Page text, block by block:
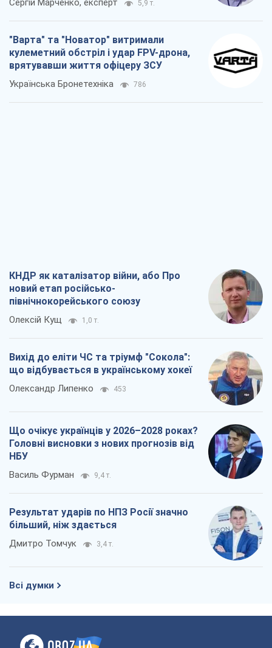
Сергій Марченко, експерт 5,9 т.
"Варта" та "Новатор" витримали
кулеметний обстріл і удар FPV-дрона,
врятувавши життя офіцеру ЗСУ
Українська Бронетехніка 786
КНДР як каталізатор війни, або Про
новий етап російсько-
північнокорейського союзу
Олексій Кущ 1,0 т.
Вихід до еліти ЧС та тріумф "Сокола":
що відбувається в українському хокеї
Олександр Липенко 453
Що очікує українців у 2026–2028 роках?
Головні висновки з нових прогнозів від
НБУ
Василь Фурман 9,4 т.
Результат ударів по НПЗ Росії значно
більший, ніж здається
Дмитро Томчук 3,4 т.
Всі думки